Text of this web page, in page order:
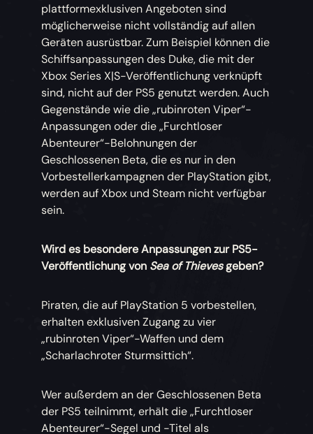
plattformexklusiven Angeboten sind
möglicherweise nicht vollständig auf allen
Geräten ausrüstbar. Zum Beispiel können die
Schiffsanpassungen des Duke, die mit der
Xbox Series X|S-Veröffentlichung verknüpft
sind, nicht auf der PS5 genutzt werden. Auch
Gegenstände wie die „rubinroten Viper“-
Anpassungen oder die „Furchtloser
Abenteurer“-Belohnungen der
Geschlossenen Beta, die es nur in den
Vorbestellerkampagnen der PlayStation gibt,
werden auf Xbox und Steam nicht verfügbar
sein.
Wird es besondere Anpassungen zur PS5-
Veröffentlichung von Sea of Thievesgeben?
Piraten, die auf PlayStation 5 vorbestellen,
erhalten exklusiven Zugang zu vier
„rubinroten Viper“-Waffen und dem
„Scharlachroter Sturmsittich“.
Wer außerdem an der Geschlossenen Beta
der PS5 teilnimmt, erhält die „Furchtloser
Abenteurer“-Segel und -Titel als